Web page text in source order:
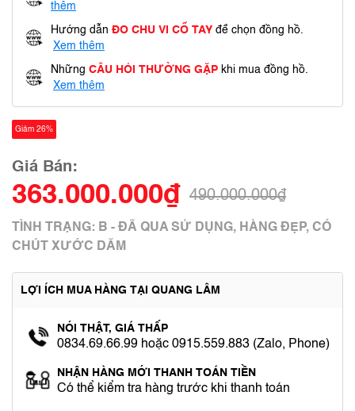
thêm
Hướng dẫn ĐO CHU VI CỔ TAY để chọn đồng hồ.
Xem thêm
Những CÂU HỎI THƯỜNG GẶP khi mua đồng hồ.
Xem thêm
Giảm 26%
Giá Bán:
363.000.000₫ 490.000.000₫
TÌNH TRẠNG: B - ĐÃ QUA SỬ DỤNG, HÀNG ĐẸP, CÓ
CHÚT XƯỚC DĂM
LỢI ÍCH MUA HÀNG TẠI QUANG LÂM
NÓI THẬT, GIÁ THẤP
0834.69.66.99 hoặc 0915.559.883 (Zalo, Phone)
NHẬN HÀNG MỚI THANH TOÁN TIỀN
Có thể kiểm tra hàng trước khi thanh toán